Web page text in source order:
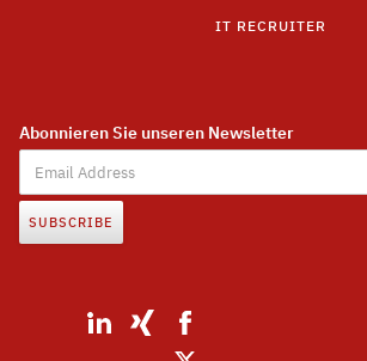
IT RECRUITER
Abonnieren Sie unseren Newsletter